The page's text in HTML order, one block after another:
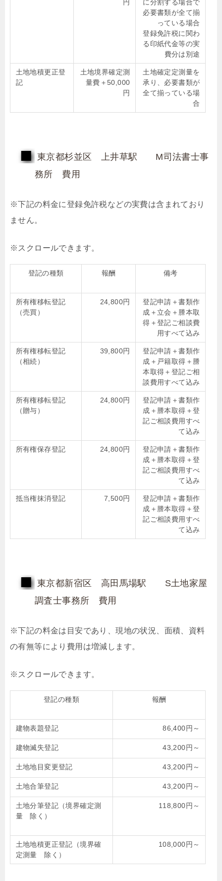
円
に分割する場合で
必要書類が全て揃
っている場合
登録免許税に関わ
る印紙代金等の実
費分は別途
土地地積更正登
記
土地境界確定測
量費＋50,000
円
土地確定定測量を
承り、必要書類が
全て揃っている場
合
東京都杉並区 上井草駅 M司法書士事
務所 費用
※下記の料金に登録免許税などの実費は含まれており
ません。
登記の種類 報酬 備考
所有権移転登記
（売買）
24,800円
登記申請＋書類作
成＋立会＋謄本取
得＋登記ご相談費
用すべて込み
所有権移転登記
（相続）
39,800円
登記申請＋書類作
成＋戸籍取得＋謄
本取得＋登記ご相
談費用すべて込み
所有権移転登記
（贈与）
24,800円
登記申請＋書類作
成＋謄本取得＋登
記ご相談費用すべ
て込み
所有権保存登記 24,800円
登記申請＋書類作
成＋謄本取得＋登
記ご相談費用すべ
て込み
抵当権抹消登記 7,500円
登記申請＋書類作
成＋謄本取得＋登
記ご相談費用すべ
て込み
東京都新宿区 高田馬場駅 S土地家屋
調査士事務所 費用
※下記の料金は目安であり、現地の状況、面積、資料
の有無等により費用は増減します。
登記の種類 報酬
建物表題登記 86,400円～
建物滅失登記 43,200円～
土地地目変更登記 43,200円～
土地合筆登記 43,200円～
土地分筆登記（境界確定測
量 除く）
118,800円～
土地地積更正登記（境界確
定測量 除く）
108,000円～